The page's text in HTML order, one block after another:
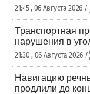
21:45 , 06 Августа 2026 /
Транспортная
нарушения в
21:30 , 06 Августа 2026 /
Навигацию
продлили до